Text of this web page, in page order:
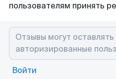
пользователям принять
Войти